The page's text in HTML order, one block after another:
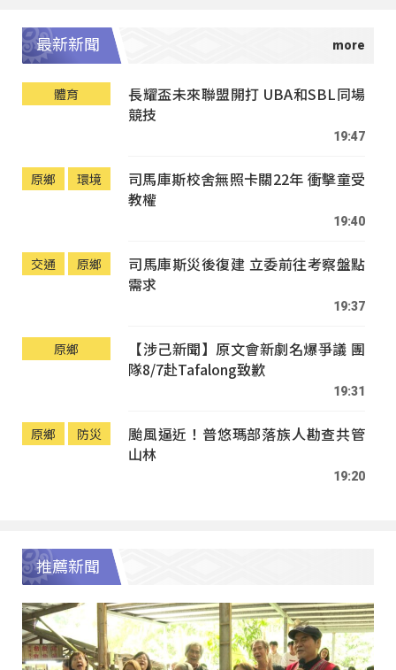
最新新聞
體育
長耀盃未來聯盟開打 UBA和SBL同場
競技
19:47
原鄉 環境
司馬庫斯校舍無照卡關22年 衝擊童受
教權
19:40
交通 原鄉
司馬庫斯災後復建 立委前往考察盤點
需求
19:37
原鄉
【涉己新聞】原文會新劇名爆爭議 團
隊8/7赴Tafalong致歉
19:31
原鄉 防災
颱風逼近！普悠瑪部落族人勘查共管
山林
19:20
推薦新聞